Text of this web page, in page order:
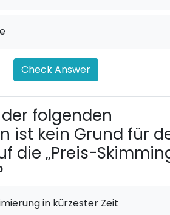
Check Answer
folgenden
ist kein Grund für
die „Preis-
in kürzester Zeit